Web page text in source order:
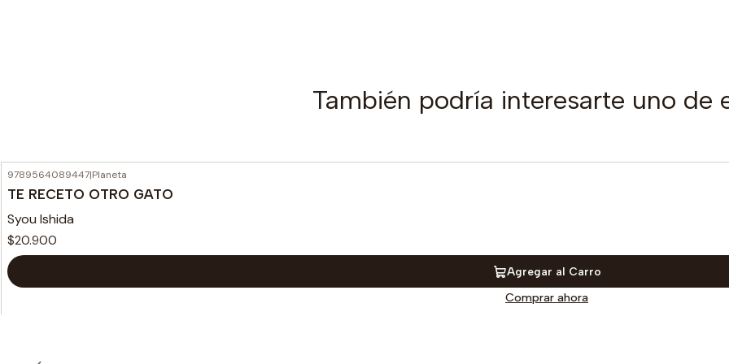
También podría interesarte uno de
9789564089447|Planeta
TE RECETO OTRO GATO
Syou Ishida
$20.900
Agregar al Carro
Comprar ahora